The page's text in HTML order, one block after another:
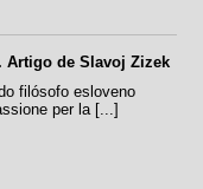
Artigo de Slavoj Zizek
filósofo esloveno
per la [...]